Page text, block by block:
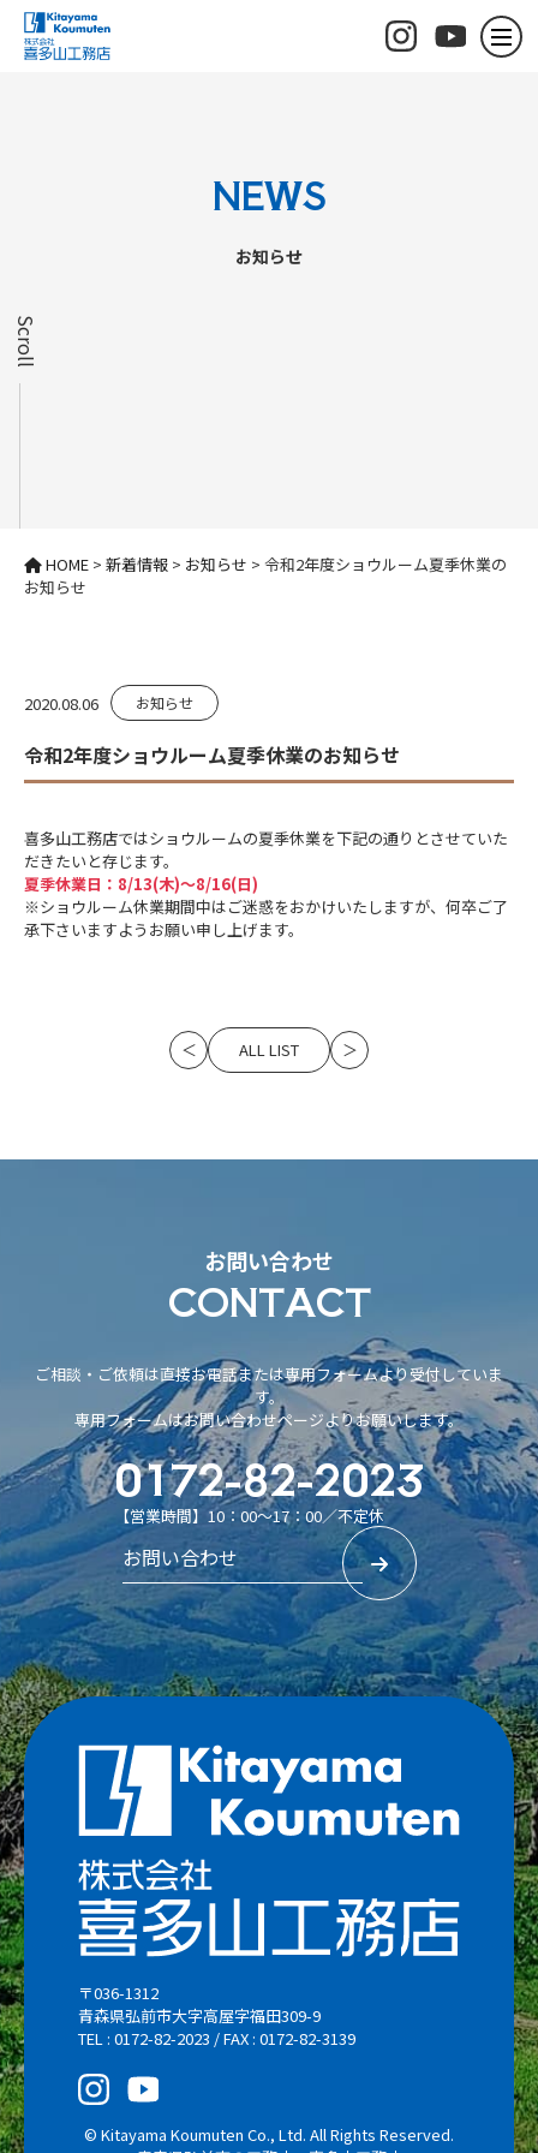
NEWS
お知らせ
Scroll
HOME > 新着情報 > お知らせ > 令和2年度ショウルーム夏季休業の
お知らせ
2020.08.06 お知らせ
令和2年度ショウルーム夏季休業のお知らせ
喜多山工務店ではショウルームの夏季休業を下記の通りとさせていた
だきたいと存じます。
夏季休業日：8/13(木)～8/16(日)
※ショウルーム休業期間中はご迷惑をおかけいたしますが、何卒ご了
承下さいますようお願い申し上げます。
＜ ALL LIST ＞
お問い合わせ
CONTACT
ご相談・ご依頼は直接お電話または専用フォームより受付していま
す。
専用フォームはお問い合わせページよりお願いします。
0172-82-2023
【営業時間】10：00～17：00／不定休
お問い合わせ
〒036-1312
青森県弘前市大字高屋字福田309-9
TEL : 0172-82-2023 / FAX : 0172-82-3139
© Kitayama Koumuten Co., Ltd. All Rights Reserved.